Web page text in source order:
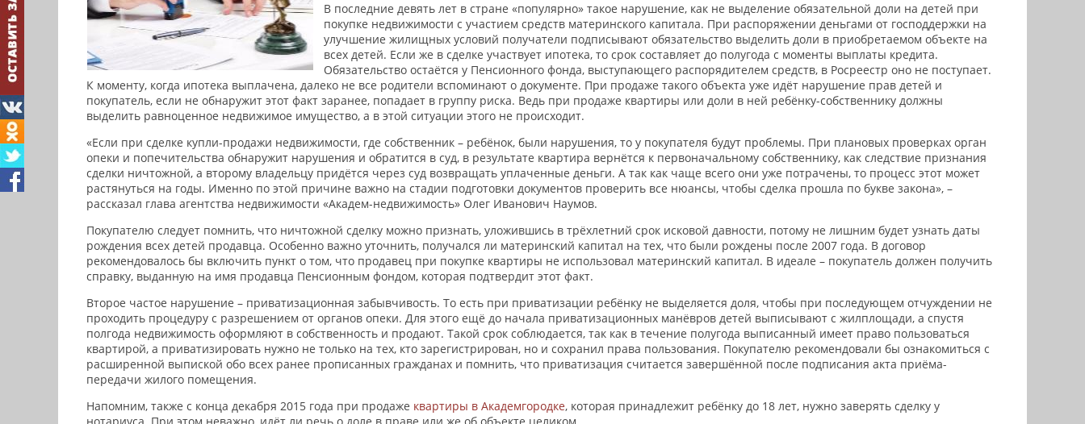
В последние девять лет в стране «популярно» такое нарушение, как не выделение обязательной доли на детей при
покупке недвижимости с участием средств материнского капитала. При распоряжении деньгами от господдержки на
улучшение жилищных условий получатели подписывают обязательство выделить доли в приобретаемом объекте на
всех детей. Если же в сделке участвует ипотека, то срок составляет до полугода с моменты выплаты кредита.
Обязательство остаётся у Пенсионного фонда, выступающего распорядителем средств, в Росреестр оно не поступает.
К моменту, когда ипотека выплачена, далеко не все родители вспоминают о документе. При продаже такого объекта уже идёт нарушение прав детей и
покупатель, если не обнаружит этот факт заранее, попадает в группу риска. Ведь при продаже квартиры или доли в ней ребёнку-собственнику должны
выделить равноценное недвижимое имущество, а в этой ситуации этого не происходит.
«Если при сделке купли-продажи недвижимости, где собственник – ребёнок, были нарушения, то у покупателя будут проблемы. При плановых проверках орган
опеки и попечительства обнаружит нарушения и обратится в суд, в результате квартира вернётся к первоначальному собственнику, как следствие признания
сделки ничтожной, а второму владельцу придётся через суд возвращать уплаченные деньги. А так как чаще всего они уже потрачены, то процесс этот может
растянуться на годы. Именно по этой причине важно на стадии подготовки документов проверить все нюансы, чтобы сделка прошла по букве закона», –
рассказал глава агентства недвижимости «Академ-недвижимость» Олег Иванович Наумов.
Покупателю следует помнить, что ничтожной сделку можно признать, уложившись в трёхлетний срок исковой давности, потому не лишним будет узнать даты
рождения всех детей продавца. Особенно важно уточнить, получался ли материнский капитал на тех, что были рождены после 2007 года. В договор
рекомендовалось бы включить пункт о том, что продавец при покупке квартиры не использовал материнский капитал. В идеале – покупатель должен получить
справку, выданную на имя продавца Пенсионным фондом, которая подтвердит этот факт.
Второе частое нарушение – приватизационная забывчивость. То есть при приватизации ребёнку не выделяется доля, чтобы при последующем отчуждении не
проходить процедуру с разрешением от органов опеки. Для этого ещё до начала приватизационных манёвров детей выписывают с жилплощади, а спустя
полгода недвижимость оформляют в собственность и продают. Такой срок соблюдается, так как в течение полугода выписанный имеет право пользоваться
квартирой, а приватизировать нужно не только на тех, кто зарегистрирован, но и сохранил права пользования. Покупателю рекомендовали бы ознакомиться с
расширенной выпиской обо всех ранее прописанных гражданах и помнить, что приватизация считается завершённой после подписания акта приёма-
передачи жилого помещения.
Напомним, также с конца декабря 2015 года при продаже квартиры в Академгородке, которая принадлежит ребёнку до 18 лет, нужно заверять сделку у